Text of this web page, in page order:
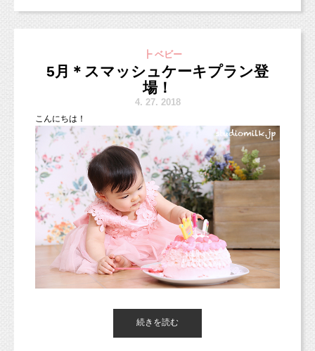
小物のセッティングによってだいぶ雰囲気が変わってきますよ。
アメリカではスマッシュケーキは1歳のお誕生日に手づかみで食
べてお祝いする！
というものですが、スタジオミルクでは年齢問わず撮影していた
だけます。
お子様がたくさんいらっしゃる方なら、
年賀状用などの撮影ができますね。
お写真をご紹介したお客様のように、
毎日とにかく忙しくて、
日々お子様の成長を残してあげることが難しい
という方にも
おすすめしたいプランとなっております。
お子様の成長をしっかり残していくご予定の方
は
ぜひ一度ご検討してみてくださいね！
ぜひそう言ったお洋服だったり、小物だったりを撮影小物にして
お写真に残しておきましょう♪
1歳の「１」のロゴを持って歩き出そうとしている瞬間です！
ちょっとカメラ目線なのも可愛い1歳くん♡
す！
┣ ベビー
5月＊スマッシュケーキプラン登
場！
4. 27. 2018
こ んにちは！
続きを読む